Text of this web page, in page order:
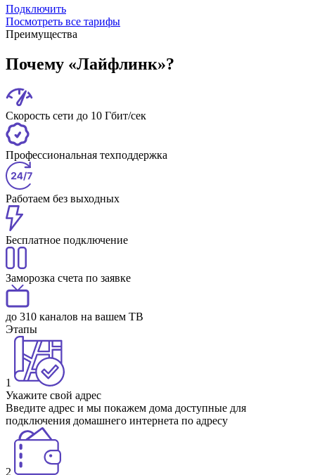
Подключить
Посмотреть все тарифы
Преимущества
Почему «Лайфлинк»?
Скорость сети до 10 Гбит/сек
Профессиональная техподдержка
Работаем без выходных
Бесплатное подключение
Заморозка счета по заявке
до 310 каналов на вашем ТВ
Этапы
1
Укажите свой адрес
Введите адрес и мы покажем дома доступные для
подключения домашнего интернета по адресу
2